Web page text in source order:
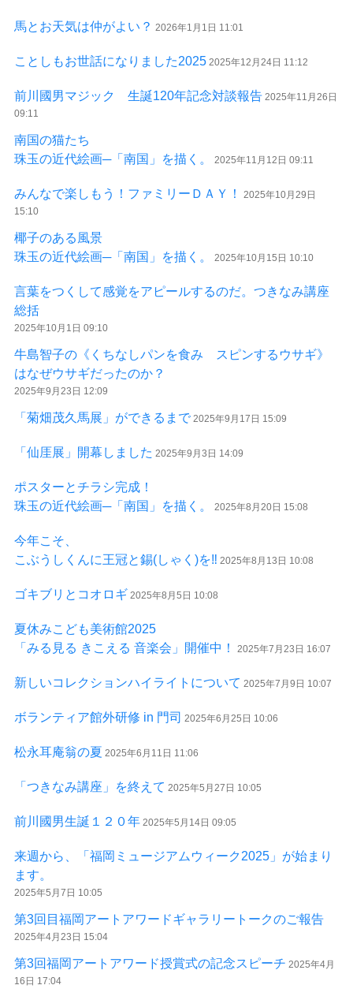
馬とお天気は仲がよい？ 2026年1月1日 11:01
ことしもお世話になりました2025 2025年12月24日 11:12
前川國男マジック 生誕120年記念対談報告 2025年11月26日
09:11
南国の猫たち
珠玉の近代絵画─「南国」を描く。
2025年11月12日 09:11
みんなで楽しもう！ファミリーＤＡＹ！
2025年10月29日
15:10
椰子のある風景
珠玉の近代絵画─「南国」を描く。
2025年10月15日 10:10
言葉をつくして感覚をアピールするのだ。つきなみ講座
総括
2025年10月1日 09:10
牛島智子の《くちなしパンを食み スピンするウサギ》
はなぜウサギだったのか？
2025年9月23日 12:09
「菊畑茂久馬展」ができるまで2025年9月17日 15:09
「仙厓展」開幕しました 2025年9月3日 14:09
ポスターとチラシ完成！
珠玉の近代絵画─「南国」を描く。
2025年8月20日 15:08
今年こそ、
こぶうしくんに王冠と錫(しゃく)を‼ 2025年8月13日 10:08
ゴキブリとコオロギ 2025年8月5日 10:08
夏休みこども美術館2025
「みる見る きこえる 音楽会」開催中！
2025年7月23日 16:07
新しいコレクションハイライトについて 2025年7月9日 10:07
ボランティア館外研修 in 門司 2025年6月25日 10:06
松永耳庵翁の夏 2025年6月11日 11:06
「つきなみ講座」を終えて 2025年5月27日 10:05
前川國男生誕１２０年 2025年5月14日 09:05
来週から、「福岡ミュージアムウィーク2025」が始まり
ます。
2025年5月7日 10:05
第3回目福岡アートアワードギャラリートークのご報告
2025年4月23日 15:04
第3回福岡アートアワード授賞式の記念スピーチ 2025年4月
16日 17:04